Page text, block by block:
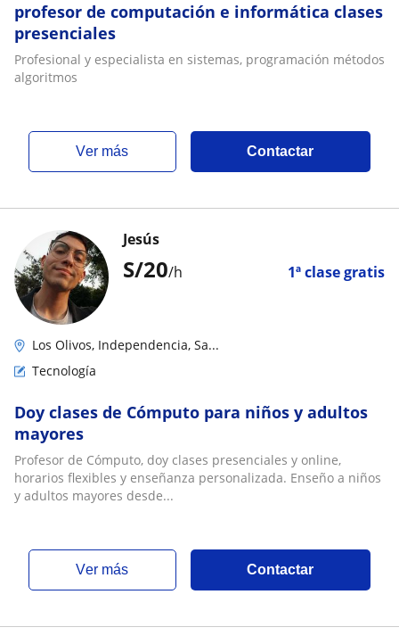
profesor de computación e informática clases
presenciales
Profesional y especialista en sistemas, programación métodos
algoritmos
ver más Contactar
S/20/h 1ª clase gratis
Jesús
Los Olivos, Independencia, Sa...
Tecnología
Doy clases de Cómputo para niños y adultos
mayores
Profesor de Cómputo, doy clases presenciales y online,
horarios flexibles y enseñanza personalizada. Enseño a niños
y adultos mayores desde...
ver más Contactar